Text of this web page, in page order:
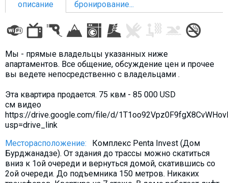
описание
бронирование...
Мы - прямые владельцы указанных ниже
апартаментов. Все общение, обсуждение цен и прочее
вы ведете непосредственно с владельцами .
Эта квартира продается. 75 квм - 85 000 USD
см видео
https://drive.google.com/file/d/
usp=drive_link
Месторасположение:
Комплекс Penta Invest (Дом
Бурджанадзе). От здания до трассы можно скатиться
вниз к 1ой очереди и вернуться домой, скатившись со
2ой очереди. До подъемника 150 метров. Никаких
ПРОЖИВАНИЕ
Квартиры
Отели
% Горячие предложения
Казбеги
Другое